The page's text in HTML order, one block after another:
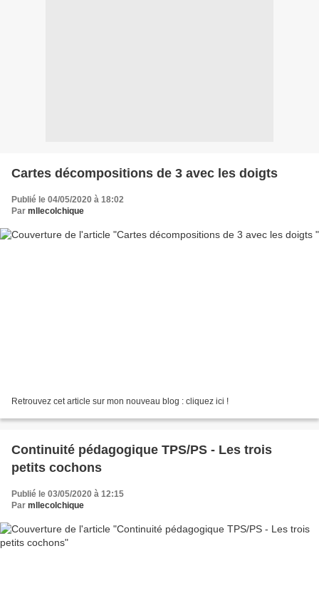
Cartes décompositions de 3 avec les doigts
Publié le 04/05/2020 à 18:02
Par mllecolchique
Retrouvez cet article sur mon nouveau blog : cliquez ici !
Continuité pédagogique TPS/PS - Les trois
petits cochons
Publié le 03/05/2020 à 12:15
Par mllecolchique